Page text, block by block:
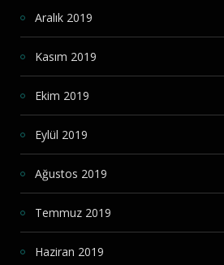
Aralık 2019
Kasım 2019
Ekim 2019
Eylül 2019
Ağustos 2019
Temmuz 2019
Haziran 2019